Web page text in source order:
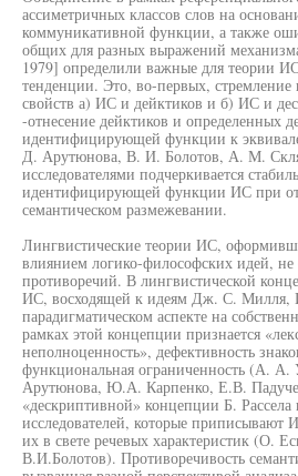
ассиметричных классов слов на
коммуникативной функции, а также
общих для разных выражений
1979] определили важные для теории ИС
тенденции. Это, во-первых,
свойств а) ИС и дейктиков и б) ИС и
-отнесение дейктиков и определенных
идентифицирующей функции к
Д. Арутюнова, В. И. Болотов, А. М.
исследователями подчеркивается
идентифицирующей функции ИС при
семантическом размежевании.
Лингвистические теории ИС,
влиянием логико-философских идей, не
противоречий. В лингвистической
ИС, восходящей к идеям Дж. С. Милля,
парадигматическом аспекте на
рамках этой концепции признается
неполноценность», дефективность
функциональная ограниченность (А.
Арутюнова, Ю.А. Карпенко, Е.В.
«дескриптивной» концепции Б.
исследователей, которые приписывают
их в свете речевых характеристик (О.
В.И.Болотов). Противоречивость